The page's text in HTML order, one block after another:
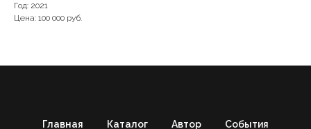
Год: 2021
Цена: 100 000 руб.
Главная Каталог Автор События